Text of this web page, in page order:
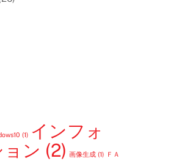
(1) インフォ
ョン (2) 画像生成(1) ＦＡ